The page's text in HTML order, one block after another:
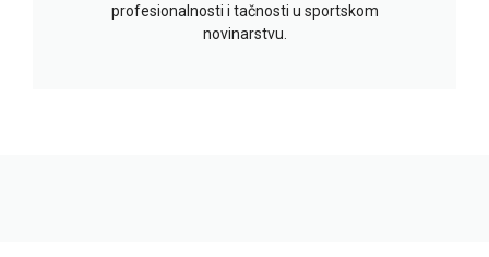
profesionalnosti i tačnosti u sportskom
novinarstvu.